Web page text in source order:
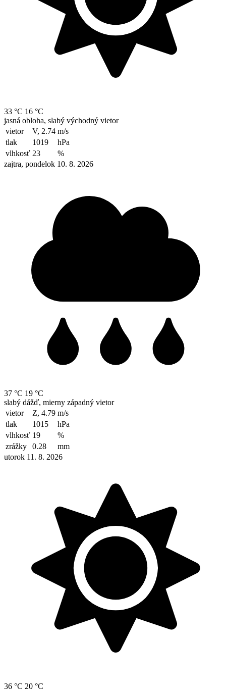
33 °C 16 °C
jasná obloha, slabý východný vietor
vietor
V, 2.74 m/s
tlak
1019
hPa
vlhkosť 23
%
zajtra, pondelok 10. 8. 2026
37 °C 19 °C
slabý dážď, mierny západný vietor
vietor
Z, 4.79 m/s
tlak
1015
hPa
vlhkosť 19
%
zrážky
0.28
mm
utorok 11. 8. 2026
36 °C 20 °C